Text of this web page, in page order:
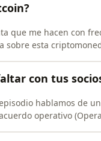
que me hacen con
esta
con tus
hablamos de
operativo (Operating